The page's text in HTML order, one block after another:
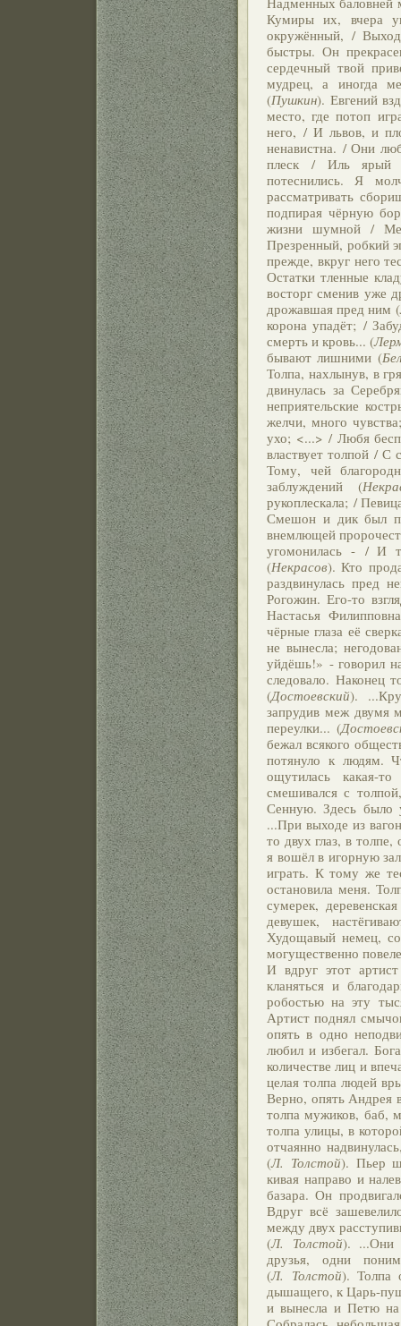
Кумиры их, вчера
окружённый, /
быстры. Он
сердечный твой
мудрец, а иногда
(Пушкин). Евгений
место, где потоп
него, / И львов, и
ненавистна. / Они
плеск / Иль ярый
потеснились. Я
рассматривать
подпирая чёрную
жизни шумной /
Презренный, робкий
прежде, вкруг него
Остатки тленные
восторг сменив уже
дрожавшая пред ним (
корона упадёт; /
смерть и кровь... (
бывают лишними (
Толпа, нахлынув, в
двинулась за
неприятельские
желчи, много
ухо; <...> / Любя
властвует толпой /
Тому, чей
заблуждений (
рукоплескала; /
Смешон и дик был
внемлющей
угомонилась - / И
(Некрасов). Кто
раздвинулась пред
Рогожин. Его-то
Настасья
чёрные глаза её
не вынесла;
уйдёшь!» - говорил
следовало. Наконец
(Достоевский).
запрудив меж двумя
переулки... (
бежал всякого
потянуло к людям.
ощутилась какая-
смешивался с
Сенную. Здесь было
...При выходе из
то двух глаз, в
я вошёл в игорную
играть. К тому же
остановила меня.
сумерек,
девушек,
Худощавый немец,
могущественно
И вдруг этот
кланяться и
робостью на эту
Артист поднял
опять в одно
любил и избегал.
количестве лиц и
целая толпа людей
Верно, опять Андрея
толпа мужиков, баб,
толпа улицы, в
отчаянно
(Л. Толстой). Пьер
кивая направо и
базара. Он
Вдруг всё
между двух
(Л. Толстой). ...Они
друзья, одни
(Л. Толстой). Толпа
дышащего, к Царь-
и вынесла и Петю на